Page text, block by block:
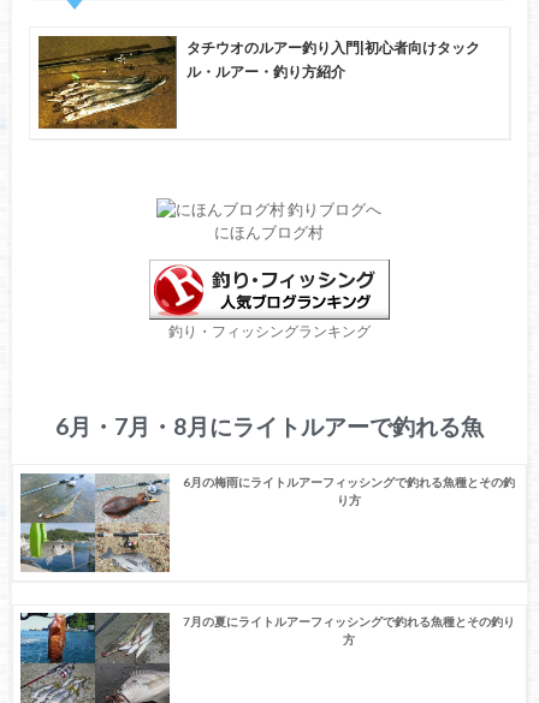
タチウオのルアー釣り入門|初心者向けタック
ル・ルアー・釣り方紹介
にほんブログ村
釣り・フィッシングランキング
6月・7月・8月にライトルアーで釣れる魚
6月の梅雨にライトルアーフィッシングで釣れる魚種とその釣
り方
7月の夏にライトルアーフィッシングで釣れる魚種とその釣り
方